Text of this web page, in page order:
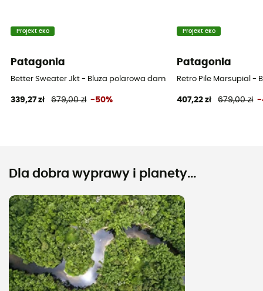
Projekt eko
Patagonia
Better Sweater Jkt - Bluza polarowa damska
339,27 zł 679,00 zł -50%
Projekt eko
Patagonia
Retro Pile Marsupial -
407,22 zł 679,00 zł -
Dla dobra wyprawy i planety...